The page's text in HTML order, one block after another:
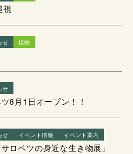
視
せ 植物
せ
8月1日オープン！！
せ イベント情報 イベント案内
ロベツの身近な生き物展」